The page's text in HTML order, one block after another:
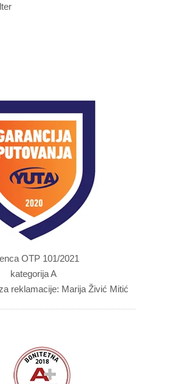
OTP 101/2021
kategorija A
reklamacije: Marija Živić Mitić